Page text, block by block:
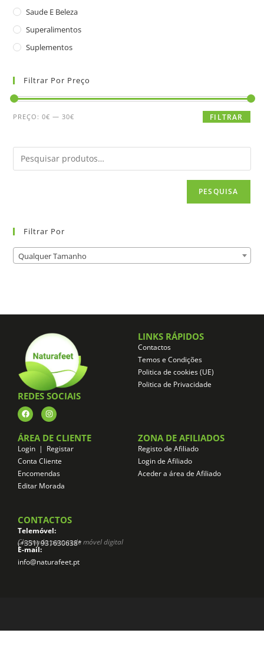
Saude E Beleza
Superalimentos
Suplementos
Filtrar Por Preço
FILTRAR
PREÇO:0€ — 30€
PESQUISA
Filtrar Por
Qualquer Tamanho
REDES SOCIAIS
LINKS RÁPIDOS
Contactos
Temos e Condições
Politica de cookies (UE)
Politica de Privacidade
ÁREA DE CLIENTE
Login | Registar
Conta Cliente
Encomendas
Editar Morada
ZONA DE AFILIADOS
Registo de Afiliado
Login de Afiliado
Aceder a área de Afiliado
CONTACTOS
Telemóvel:
(+351) 931630638*
Chamada para rede móvel digital
E-mail:
info@naturafeet.pt